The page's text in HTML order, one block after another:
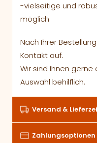
-vielseitige und
möglich
Nach Ihrer
Kontakt auf.
Wir sind Ihnen
Auswahl behilflich.
Versand &
Zahlungsoptionen